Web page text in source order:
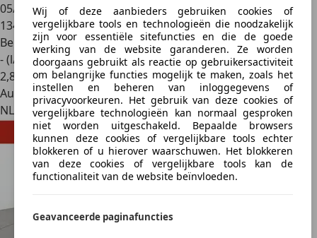
Wij of deze aanbieders gebruiken cookies of
vergelijkbare tools en technologieën die noodzakelijk
zijn voor essentiële sitefuncties en die de goede
werking van de website garanderen. Ze worden
doorgaans gebruikt als reactie op gebruikersactiviteit
om belangrijke functies mogelijk te maken, zoals het
instellen en beheren van inloggegevens of
privacyvoorkeuren. Het gebruik van deze cookies of
vergelijkbare technologieën kan normaal gesproken
niet worden uitgeschakeld. Bepaalde browsers
kunnen deze cookies of vergelijkbare tools echter
blokkeren of u hierover waarschuwen. Het blokkeren
van deze cookies of vergelijkbare tools kan de
functionaliteit van de website beïnvloeden.
Geavanceerde paginafuncties
05/2018
134.391 km
Benzine
- (l/100 km)
2,8
Autobedrijf
NL 7351 AW